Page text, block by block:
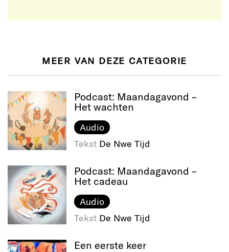
MEER VAN DEZE CATEGORIE
Podcast: Maandagavond –
Het wachten
Audio
Tekst De Nwe Tijd
Podcast: Maandagavond –
Het cadeau
Audio
Tekst De Nwe Tijd
Een eerste keer